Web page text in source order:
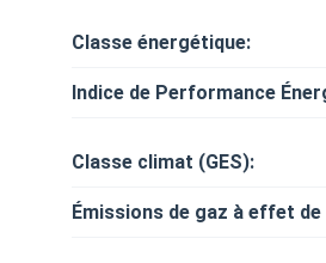
Classe énergétique:
Indice de Performance
Classe climat (GES):
Émissions de gaz à effet